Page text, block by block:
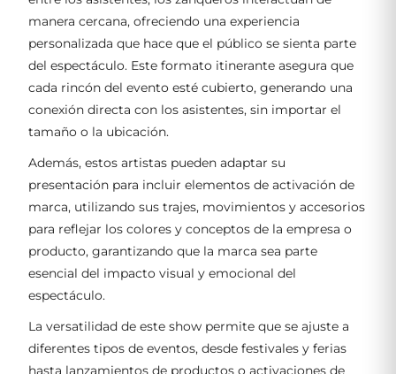
manera cercana, ofreciendo una experiencia
personalizada que hace que el público se sienta parte
del espectáculo. Este formato itinerante asegura que
cada rincón del evento esté cubierto, generando una
conexión directa con los asistentes, sin importar el
tamaño o la ubicación.
Además, estos artistas pueden adaptar su
presentación para incluir elementos de activación de
marca, utilizando sus trajes, movimientos y accesorios
para reflejar los colores y conceptos de la empresa o
producto, garantizando que la marca sea parte
esencial del impacto visual y emocional del
espectáculo.
La versatilidad de este show permite que se ajuste a
diferentes tipos de eventos, desde festivales y ferias
hasta lanzamientos de productos o activaciones de